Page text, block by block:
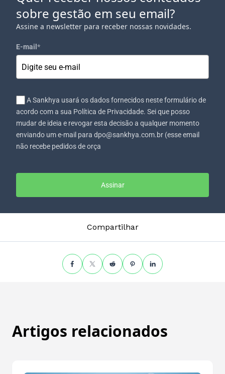
sobre gestão em seu email?
Assine a newsletter para receber nossas novidades.
E-mail *
A Sankhya usará os dados fornecidos neste formulário de
acordo com a sua Política de Privacidade. Sei que posso
mudar de ideia e revogar esta decisão a qualquer momento
enviando um e-mail para dpo@sankhya.com.br (esse email
não recebe pedidos de orça
Assinar
Compartilhar
Artigos relacionados